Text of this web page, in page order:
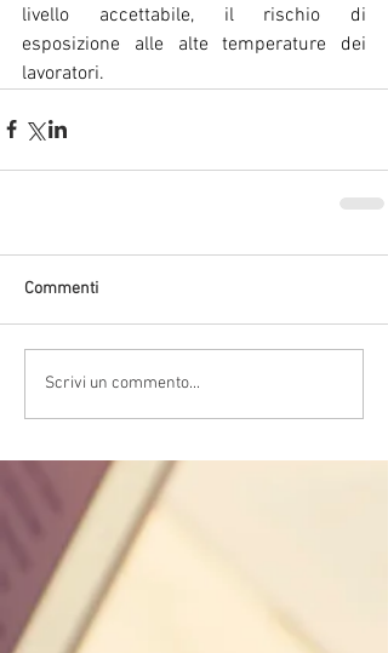
livello accettabile, il rischio di
esposizione alle alte temperature dei
lavoratori.
Commenti
Scrivi un commento...